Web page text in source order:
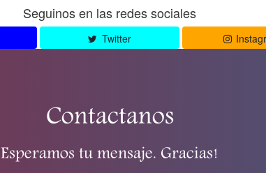
Seguinos en las redes sociales
Twitter
Contactanos
Esperamos tu mensaje. Gracias!